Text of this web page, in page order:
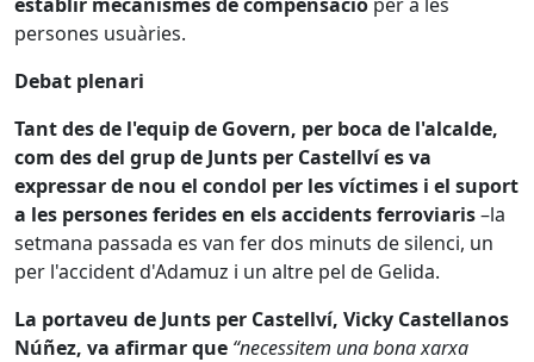
persones usuàries.
Debat plenari
Tant des de l'equip de Govern, per boca de l'alcalde,
com des del grup de Junts per Castellví es va
expressar de nou el condol per les víctimes i el suport
a les persones ferides en els accidents ferroviaris–la
setmana passada es van fer dos minuts de silenci, un
per l'accident d'Adamuz i un altre pel de Gelida.
La portaveu de Junts per Castellví, Vicky Castellanos
Núñez, va afirmar que “necessitem una bona xarxa